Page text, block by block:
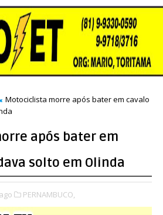
Motociclista morre após bater em cavalo
após bater em
solto em Olinda
PERNAMBUCO,